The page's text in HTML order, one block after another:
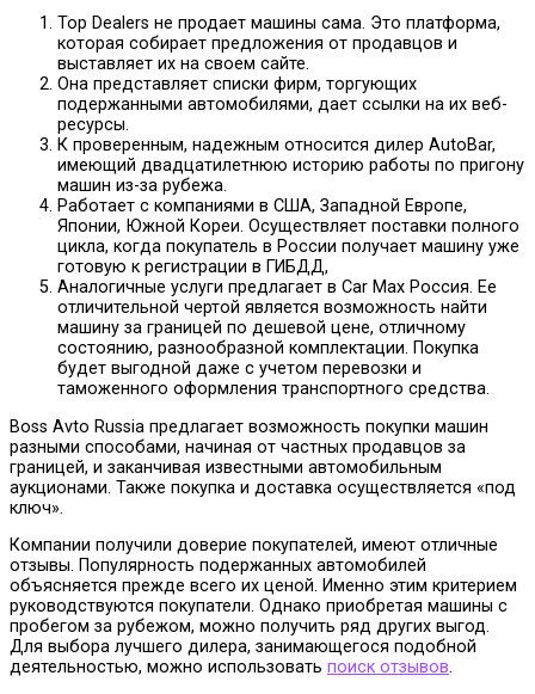
Top Dealers не продает машины сама. Это платформа,
которая собирает предложения от продавцов и
выставляет их на своем сайте.
Она представляет списки фирм, торгующих
подержанными автомобилями, дает ссылки на их веб-
ресурсы.
К проверенным, надежным относится дилер AutoBar,
имеющий двадцатилетнюю историю работы по пригону
машин из-за рубежа.
Работает с компаниями в США, Западной Европе,
Японии, Южной Кореи. Осуществляет поставки полного
цикла, когда покупатель в России получает машину уже
готовую к регистрации в ГИБДД,
Аналогичные услуги предлагает в Car Max Россия. Ее
отличительной чертой является возможность найти
машину за границей по дешевой цене, отличному
состоянию, разнообразной комплектации. Покупка
будет выгодной даже с учетом перевозки и
таможенного оформления транспортного средства.
Boss Avto Russia предлагает возможность покупки машин
разными способами, начиная от частных продавцов за
границей, и заканчивая известными автомобильным
аукционами. Также покупка и доставка осуществляется «под
ключ».
Компании получили доверие покупателей, имеют отличные
отзывы. Популярность подержанных автомобилей
объясняется прежде всего их ценой. Именно этим критерием
руководствуются покупатели. Однако приобретая машины с
пробегом за рубежом, можно получить ряд других выгод.
Для выбора лучшего дилера, занимающегося подобной
деятельностью, можно использовать поиск отзывов.